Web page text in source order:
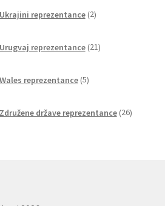
reprezentance 2izdelka
reprezentance 21izdelkov
reprezentance 5izdelkov
države reprezentance 26izdelkov